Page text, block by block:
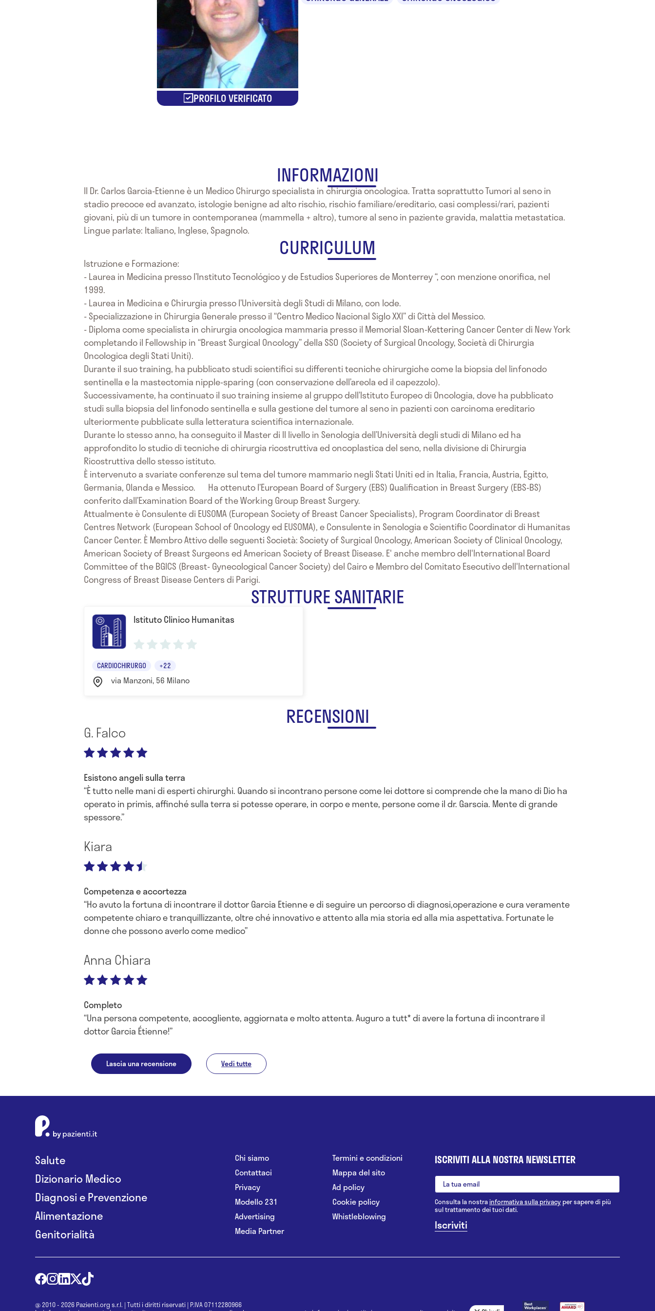
PROFILO VERIFICATO
INFORMAZIONI
Il Dr. Carlos Garcia-Etienne è un Medico Chirurgo specialista in chirurgia oncologica. Tratta soprattutto Tumori al seno in
stadio precoce ed avanzato, istologie benigne ad alto rischio, rischio familiare/ereditario, casi complessi/rari, pazienti
giovani, più di un tumore in contemporanea (mammella + altro), tumore al seno in paziente gravida, malattia metastatica.
Lingue parlate: Italiano, Inglese, Spagnolo.
CURRICULUM
Istruzione e Formazione:
- Laurea in Medicina presso l’Instituto Tecnológico y de Estudios Superiores de Monterrey “, con menzione onorifica, nel
1999.
- Laurea in Medicina e Chirurgia presso l’Università degli Studi di Milano, con lode.
- Specializzazione in Chirurgia Generale presso il “Centro Medico Nacional Siglo XXI” di Città del Messico.
- Diploma come specialista in chirurgia oncologica mammaria presso il Memorial Sloan-Kettering Cancer Center di New York
completando il Fellowship in “Breast Surgical Oncology” della SSO (Society of Surgical Oncology, Società di Chirurgia
Oncologica degli Stati Uniti).
Durante il suo training, ha pubblicato studi scientifici su differenti tecniche chirurgiche come la biopsia del linfonodo
sentinella e la mastectomia nipple-sparing (con conservazione dell’areola ed il capezzolo).
Successivamente, ha continuato il suo training insieme al gruppo dell’Istituto Europeo di Oncologia, dove ha pubblicato
studi sulla biopsia del linfonodo sentinella e sulla gestione del tumore al seno in pazienti con carcinoma ereditario
ulteriormente pubblicate sulla letteratura scientifica internazionale.
Durante lo stesso anno, ha conseguito il Master di II livello in Senologia dell’Università degli studi di Milano ed ha
approfondito lo studio di tecniche di chirurgia ricostruttiva ed oncoplastica del seno, nella divisione di Chirurgia
Ricostruttiva dello stesso istituto.
È intervenuto a svariate conferenze sul tema del tumore mammario negli Stati Uniti ed in Italia, Francia, Austria, Egitto,
Germania, Olanda e Messico. Ha ottenuto l’European Board of Surgery (EBS) Qualification in Breast Surgery (EBS-BS)
conferito dall’Examination Board of the Working Group Breast Surgery.
Attualmente è Consulente di EUSOMA (European Society of Breast Cancer Specialists), Program Coordinator di Breast
Centres Network (European School of Oncology ed EUSOMA), e Consulente in Senologia e Scientific Coordinator di Humanitas
Cancer Center. È Membro Attivo delle seguenti Società: Society of Surgical Oncology, American Society of Clinical Oncology,
American Society of Breast Surgeons ed American Society of Breast Disease. E' anche membro dell'International Board
Committee of the BGICS (Breast- Gynecological Cancer Society) del Cairo e Membro del Comitato Esecutivo dell'International
Congress of Breast Disease Centers di Parigi.
STRUTTURE SANITARIE
Istituto Clinico Humanitas
CARDIOCHIRURGO +22
via Manzoni, 56 Milano
RECENSIONI
G. Falco
Esistono angeli sulla terra
È tutto nelle mani di esperti chirurghi. Quando si incontrano persone come lei dottore si comprende che la mano di Dio ha
operato in primis, affinché sulla terra si potesse operare, in corpo e mente, persone come il dr. Garscia. Mente di grande
spessore.
Kiara
Competenza e accortezza
Ho avuto la fortuna di incontrare il dottor Garcia Etienne e di seguire un percorso di diagnosi,operazione e cura veramente
competente chiaro e tranquillizzante, oltre ché innovativo e attento alla mia storia ed alla mia aspettativa. Fortunate le
donne che possono averlo come medico
Anna Chiara
Completo
Una persona competente, accogliente, aggiornata e molto attenta. Auguro a tutt* di avere la fortuna di incontrare il
dottor Garcia Étienne!
Lascia una recensione Vedi tutte
Salute
Dizionario Medico
Diagnosi e Prevenzione
Alimentazione
Genitorialità
Chi siamo
Contattaci
Privacy
Modello 231
Advertising
Media Partner
Termini e condizioni
Mappa del sito
Ad policy
Cookie policy
Whistleblowing
ISCRIVITI ALLA NOSTRA NEWSLETTER
Consulta la nostrainformativa sulla privacy per sapere di più
sul trattamento dei tuoi dati.
@ 2010 - 2026 Pazienti.org s.r.l. | Tutti i diritti riservati | P.IVA 07112280966